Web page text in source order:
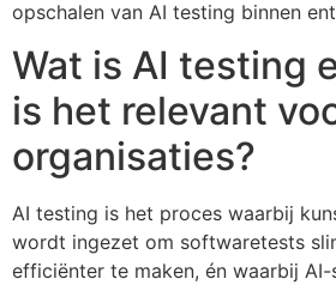
opschalen van AI testing binnen
Wat is AI testing
is het relevant
organisaties?
AI testing is het proces waarbij
wordt ingezet om softwaretests
efficiënter te maken, én waarbij